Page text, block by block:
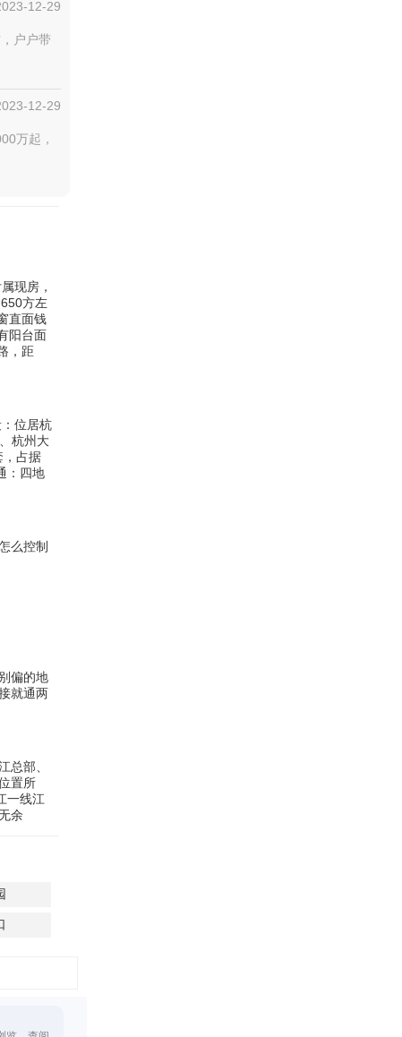
12-29
户户带
12-29
万起，
现房，
方左
直面钱
阳台面
，距
位居杭
杭州大
，占据
：四地
么控制
偏的地
就通两
总部、
置所
一线江
余